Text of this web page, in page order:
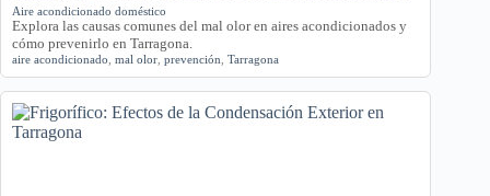
Aire acondicionado doméstico
Explora las causas comunes del mal olor en aires acondicionados y
cómo prevenirlo en Tarragona.
aire acondicionado mal olor prevención Tarragona